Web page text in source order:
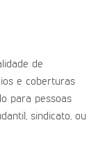
de
e coberturas
para pessoas
sindicato, ou